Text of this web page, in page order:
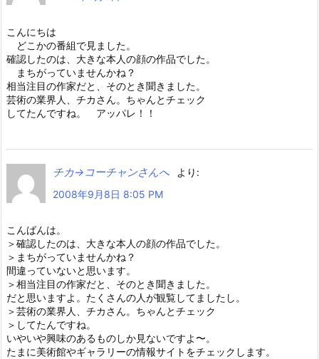
こんにちは
どこかの番組で見ました。
確認したのは、大きな本人の顔の作品でした。
まちがっていませんかね？
相当注目の作家だと、そのとき聞きました。
芸術の業界人、チカさん。ちゃんとチェック
してたんですね。 アッパレ！！
チカ→コーチャンさんへ
より:
2008年9月8日 8:05 PM
こんばんは。
＞確認したのは、大きな本人の顔の作品でした。
＞まちがっていませんかね？
間違っていないと思います。
＞相当注目の作家だと、そのとき聞きました。
だと思いますよ。たくさんの人が観覧してましたし。
＞芸術の業界人、チカさん。ちゃんとチェック
＞してたんですね。
いやいや興味のあるものしか見ないですよ〜。
たまに美術館やギャラリーの情報サイトをチェックします。